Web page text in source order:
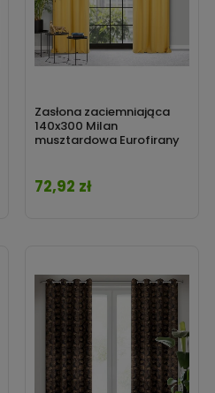
Zasłona zaciemniająca
140x300 Milan
musztardowa Eurofirany
Cena
72,92 zł